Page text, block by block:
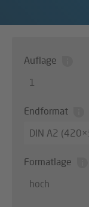
Auflage
1
Endformat
DIN A2
Formatlage
hoch